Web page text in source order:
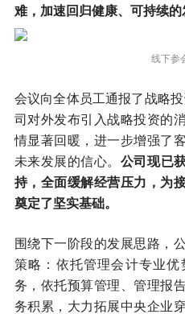
难，加速回归健康、可持续的
线下参
会议向全体员工通报了战略
司对外发布引入战略投资的
情显著回暖，进一步增强了
未来发展的信心。 公司现已
持，全面缓解经营压力，为
奠定了坚实基础。
围绕下一阶段的发展思路，
策略：依托管理会计专业
务，依托预算管理、管理报
务积累，大力拓展中央企业